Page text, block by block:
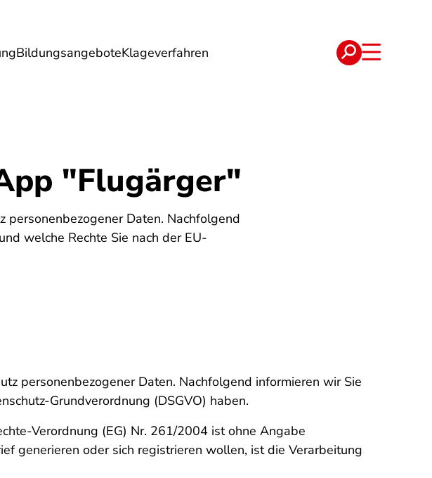
BildungsangeboteKlageverfahren
Energie Reise Verträge
"Flugärger"
personenbezogener Daten. Nachfolgend
welche Rechte Sie nach der EU-
personenbezogener Daten. Nachfolgend informieren wir Sie
Grundverordnung (DSGVO) haben.
Verordnung (EG) Nr. 261/2004 ist ohne Angabe
generieren oder sich registrieren wollen, ist die Verarbeitung